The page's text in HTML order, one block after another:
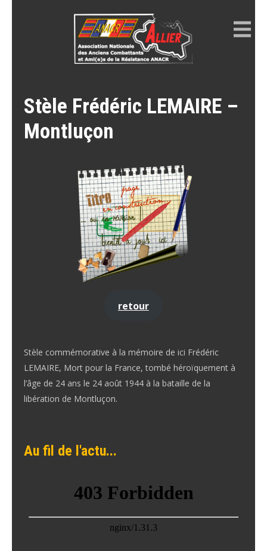
Stèle Frédéric LEMAIRE –
Montluçon
retour
Stèle commémorative à la mémoire de ici Frédéric
LEMAIRE, Mort pour la France, tombé héroïquement à
l’âge de 24 ans le 24 août 1944 à la bataille de la
libération de Montluçon.
Au fil de l'actu...